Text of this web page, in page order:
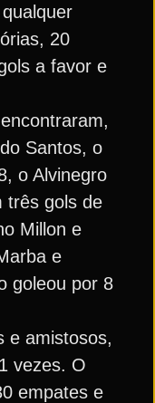
20
a favor e
Santos, o
o Alvinegro
três gols de
Millon e
e
goleou por 8
e amistosos,
vezes. O
empates e